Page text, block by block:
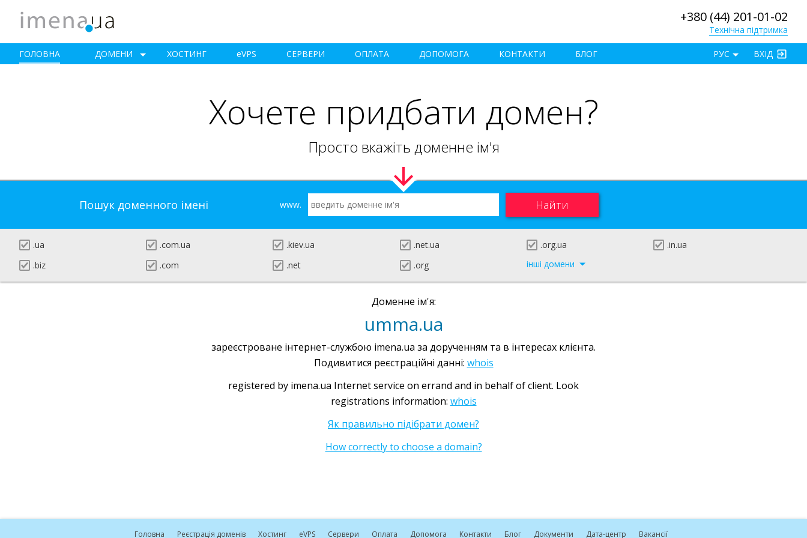
+380 (44) 201-01-02
Технічна підтримка
ГОЛОВНА ДОМЕНИ ХОСТИНГ eVPS СЕРВЕРИ ОПЛАТА ДОПОМОГА КОНТАКТИ БЛОГ ВХІД
РУС
Хочете придбати домен?
Просто вкажіть доменне ім'я
Пошук доменного імені www.
.ua .com.ua .kiev.ua .net.ua .org.ua
.in.ua
.biz
.com .net .org інші домени
Доменне ім'я:
umma.ua
зареєстроване інтернет-службою imena.ua за дорученням та в інтересах клієнта.
Подивитися реєстраційні данні: whois
registered by imena.ua Internet service on errand and in behalf of client. Look
registrations information: whois
Як правильно підібрати домен?
How correctly to choose a domain?
Головна Реєстрація доменів Хостинг eVPS Сервери Оплата Допомога Контакти Блог Документи Дата-центр Вакансії